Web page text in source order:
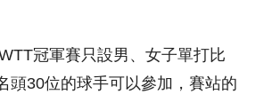
冠軍賽只設男、女子單打比
頭30位的球手可以參加，賽站的